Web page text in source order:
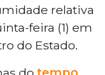
relativa
feira (1) em
do Estado.